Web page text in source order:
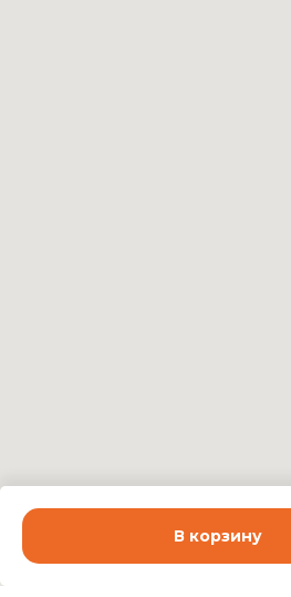
В корзину